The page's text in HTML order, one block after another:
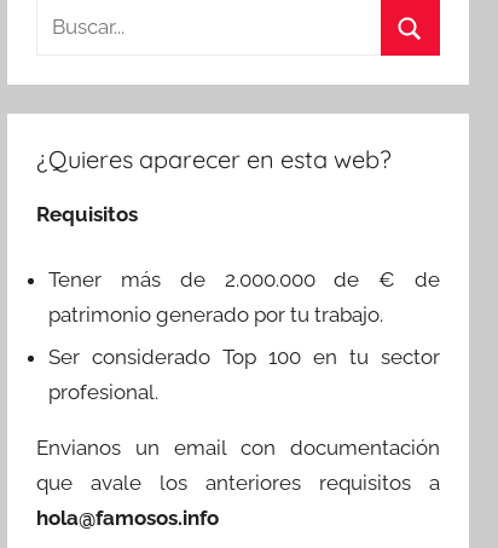
Buscar:
¿Quieres aparecer en esta web?
Requisitos
Tener más de 2.000.000 de € de
patrimonio generado por tu trabajo.
Ser considerado Top 100 en tu sector
profesional.
Envianos un email con documentación
que avale los anteriores requisitos a
hola@famosos.info